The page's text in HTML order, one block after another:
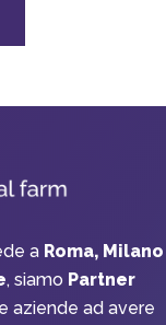
a Roma, Milano
, siamo Partner
aziende ad avere